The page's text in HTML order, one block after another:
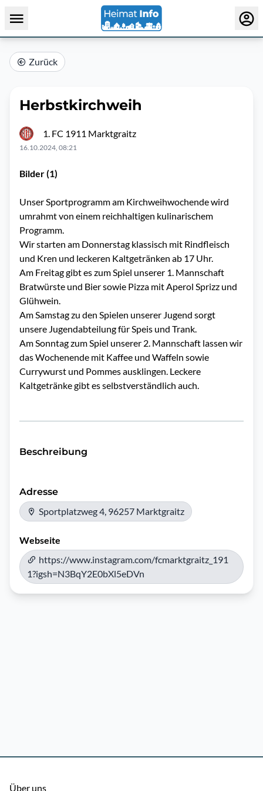
Zurück
Herbstkirchweih
1. FC 1911 Marktgraitz
16.10.2024, 08:21
Bilder (1)
Unser Sportprogramm am Kirchweihwochende wird
umrahmt von einem reichhaltigen kulinarischem
Programm.
Wir starten am Donnerstag klassisch mit Rindfleisch
und Kren und leckeren Kaltgetränken ab 17 Uhr.
Am Freitag gibt es zum Spiel unserer 1. Mannschaft
Bratwürste und Bier sowie Pizza mit Aperol Sprizz und
Glühwein.
Am Samstag zu den Spielen unserer Jugend sorgt
unsere Jugendabteilung für Speis und Trank.
Am Sonntag zum Spiel unserer 2. Mannschaft lassen wir
das Wochenende mit Kaffee und Waffeln sowie
Currywurst und Pommes ausklingen. Leckere
Kaltgetränke gibt es selbstverständlich auch.
Beschreibung
Adresse
Sportplatzweg 4, 96257 Marktgraitz
Webseite
https://www.instagram.com/fcmarktgraitz_191
1?igsh=N3BqY2E0bXl5eDVn
Über uns